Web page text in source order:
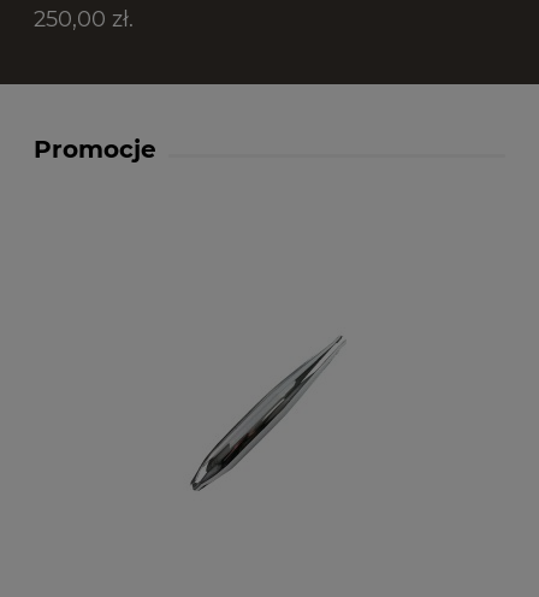
250,00 zł.
Promocje